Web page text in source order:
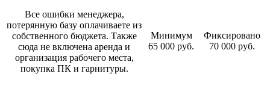
Все ошибки менеджера,
потерянную базу оплачиваете из
собственного бюджета. Также
сюда не включена аренда и
организация рабочего места,
покупка ПК и гарнитуры.
Минимум
65 000 руб.
Фиксировано
70 000 руб.